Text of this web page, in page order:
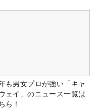
も男女プロが強い「キャ
ェイ」のニュース一覧は
ら！